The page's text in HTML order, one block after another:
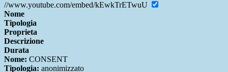
//www.youtube.com/embed/kEwkTrETwuU
Nome
Tipologia
Proprieta
Descrizione
Durata
Nome: CONSENT
Tipologia: anonimizzato